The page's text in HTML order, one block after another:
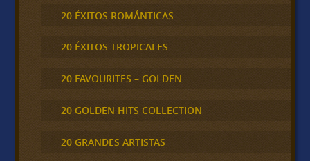
20 ÉXITOS ROMÁNTICAS
20 ÉXITOS TROPICALES
20 FAVOURITES – GOLDEN
20 GOLDEN HITS COLLECTION
20 GRANDES ARTISTAS